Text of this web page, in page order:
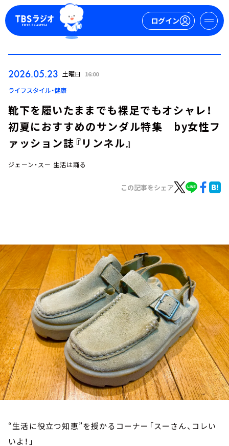
ログイン
ログイン
イベント・グッズ
YouTube
会社情報
2026.05.23 土曜日 16:00
ライフスタイル・健康
靴下を履いたままでも裸足でもオシャレ！
初夏におすすめのサンダル特集 by女性フ
ァッション誌『リンネル』
ジェーン・スー 生活は踊る
この記事をシェア
“生活に役立つ知恵”を授かるコーナー「スーさん、コレい
いよ！」